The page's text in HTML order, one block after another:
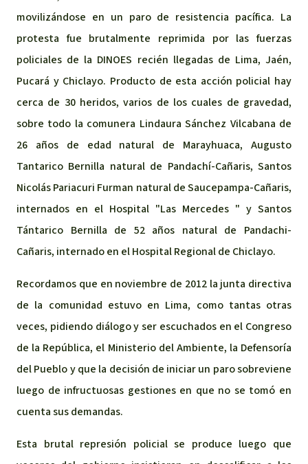
movilizándose en un paro de resistencia pacífica. La
protesta fue brutalmente reprimida por las fuerzas
policiales de la DINOES recién llegadas de Lima, Jaén,
Pucará y Chiclayo. Producto de esta acción policial hay
cerca de 30 heridos, varios de los cuales de gravedad,
sobre todo la comunera Lindaura Sánchez Vilcabana de
26 años de edad natural de Marayhuaca, Augusto
Tantarico Bernilla natural de Pandachí-Cañaris, Santos
Nicolás Pariacuri Furman natural de Saucepampa-Cañaris,
internados en el Hospital "Las Mercedes " y Santos
Tántarico Bernilla de 52 años natural de Pandachi-
Cañaris, internado en el Hospital Regional de Chiclayo.
Recordamos que en noviembre de 2012 la junta directiva
de la comunidad estuvo en Lima, como tantas otras
veces, pidiendo diálogo y ser escuchados en el Congreso
de la República, el Ministerio del Ambiente, la Defensoría
del Pueblo y que la decisión de iniciar un paro sobreviene
luego de infructuosas gestiones en que no se tomó en
cuenta sus demandas.
Esta brutal represión policial se produce luego que